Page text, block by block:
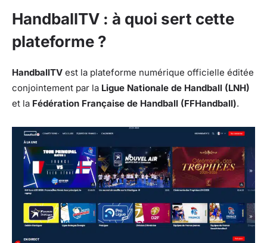
HandballTV : à quoi sert cette
plateforme ?
HandballTV est la plateforme numérique officielle éditée
conjointement par la Ligue Nationale de Handball (LNH)
et la Fédération Française de Handball (FFHandball).